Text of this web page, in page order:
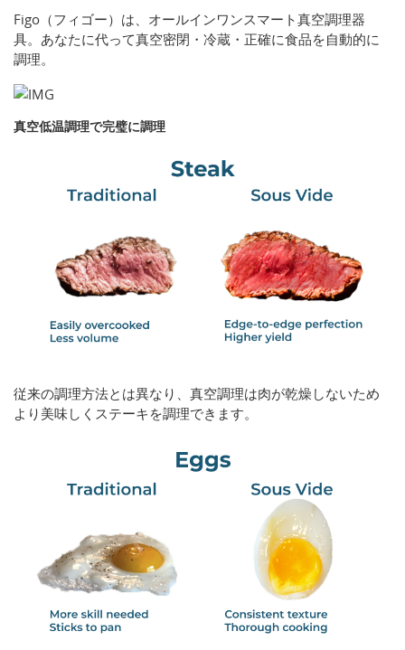
Figo（フィゴー）は、オールインワンスマート真空調理器
具。あなたに代って真空密閉・冷蔵・正確に食品を自動的に
調理。
真空低温調理で完璧に調理
従来の調理方法とは異なり、真空調理は肉が乾燥しないため
より美味しくステーキを調理できます。